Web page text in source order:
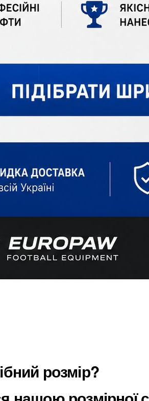
розмір?